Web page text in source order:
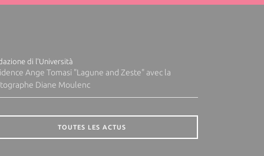
di l'Università
Ange Tomasi "Lagune and Zeste" avec la
Diane Moulenc
TOUTES LES ACTUS